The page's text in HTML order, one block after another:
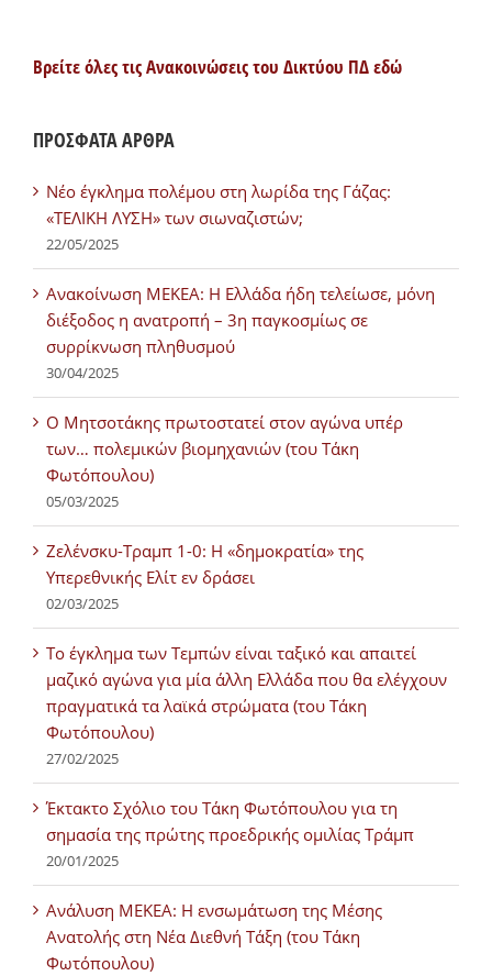
Βρείτε όλες τις Ανακοινώσεις του Δικτύου ΠΔ εδώ
ΠΡΟΣΦΑΤΑ ΑΡΘΡΑ
Νέο έγκλημα πολέμου στη λωρίδα της Γάζας:
«ΤΕΛΙΚΗ ΛΥΣΗ» των σιωναζιστών;
22/05/2025
Ανακοίνωση ΜΕΚΕΑ: Η Ελλάδα ήδη τελείωσε, μόνη
διέξοδος η ανατροπή – 3η παγκοσμίως σε
συρρίκνωση πληθυσμού
30/04/2025
Ο Μητσοτάκης πρωτοστατεί στον αγώνα υπέρ
των… πολεμικών βιομηχανιών (του Τάκη
Φωτόπουλου)
05/03/2025
Ζελένσκυ-Τραμπ 1-0: Η «δημοκρατία» της
Υπερεθνικής Ελίτ εν δράσει
02/03/2025
Tο έγκλημα των Τεμπών είναι ταξικό και απαιτεί
μαζικό αγώνα για μία άλλη Ελλάδα που θα ελέγχουν
πραγματικά τα λαϊκά στρώματα (του Τάκη
Φωτόπουλου)
27/02/2025
Έκτακτο Σχόλιο του Τάκη Φωτόπουλου για τη
σημασία της πρώτης προεδρικής ομιλίας Τράμπ
20/01/2025
Ανάλυση ΜΕΚΕΑ: Η ενσωμάτωση της Μέσης
Ανατολής στη Νέα Διεθνή Τάξη (του Τάκη
Φωτόπουλου)